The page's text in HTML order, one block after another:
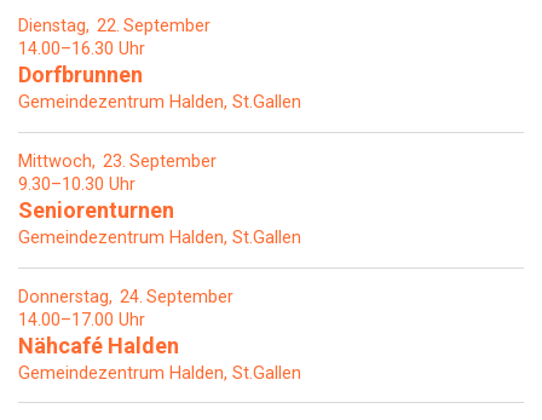
Dienstag 22 September
14.00–16.30 Uhr
Dorfbrunnen
Gemeindezentrum Halden, St.Gallen
Mittwoch 23 September
9.30–10.30 Uhr
Seniorenturnen
Gemeindezentrum Halden, St.Gallen
Donnerstag 24 September
14.00–17.00 Uhr
Nähcafé Halden
Gemeindezentrum Halden, St.Gallen